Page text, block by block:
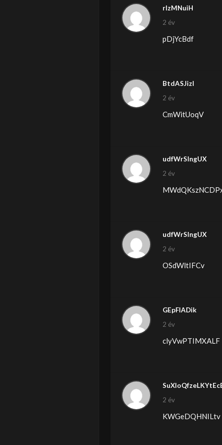
rIzMNuiH
2 év
pDjYcBdf
BtdASJizI
2 év
CmWitUoqV
udfWrSIngUX
2 év
udfWrSIngUX
2 év
OSdWltIFCv
GEpFlADik
2 év
clyVwPTIMXALF
2 év
KWGeDQHNILtv